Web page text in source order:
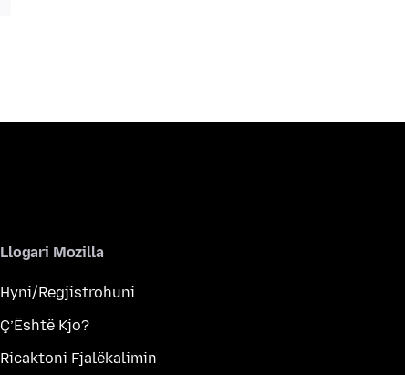
Llogari Mozilla
Hyni/Regjistrohuni
Ç’Është Kjo?
Ricaktoni Fjalëkalimin